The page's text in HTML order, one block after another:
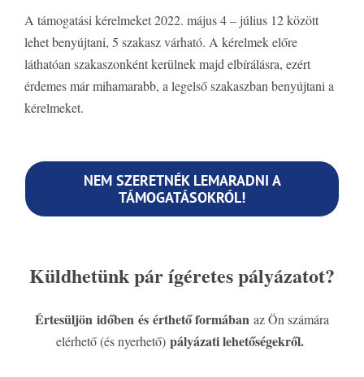
A támogatási kérelmeket 2022. május 4 – július 12 között
lehet benyújtani, 5 szakasz várható. A kérelmek előre
láthatóan szakaszonként kerülnek majd elbírálásra, ezért
érdemes már mihamarabb, a legelső szakaszban benyújtani a
kérelmeket.
NEM SZERETNÉK LEMARADNI A
TÁMOGATÁSOKRÓL!
Küldhetünk pár ígéretes pályázatot?
Értesüljön időben és érthető formában az Ön számára
elérhető (és nyerhető) pályázati lehetőségekről.